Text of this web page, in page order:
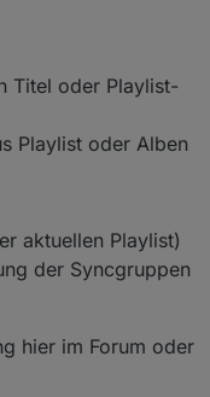
Titel oder Playlist-
Playlist oder Alben
aktuellen Playlist)
der Syncgruppen
hier im Forum oder